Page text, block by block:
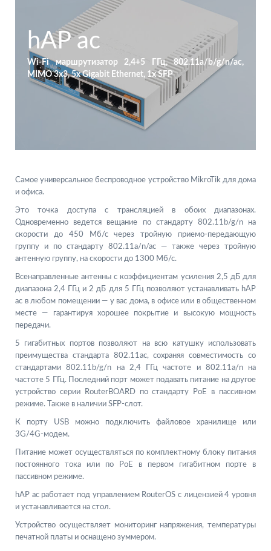
hAP ac
Wi-Fi маршрутизатор 2,4+5 ГГц, 802.11a/b/g/n/ac,
MIMO 3x3, 5x Gigabit Ethernet, 1x SFP
Самое универсальное беспроводное устройство MikroTik для дома
и офиса.
Это точка доступа с трансляцией в обоих диапазонах.
Одновременно ведется вещание по стандарту 802.11b/g/n на
скорости до 450 Мб/с через тройную приемо-передающую
группу и по стандарту 802.11a/n/ac — также через тройную
антенную группу, на скорости до 1300 Мб/с.
Всенаправленные антенны с коэффициентам усиления 2,5 дБ для
диапазона 2,4 ГГц и 2 дБ для 5 ГГц позволяют устанавливать hAP
ac в любом помещении — у вас дома, в офисе или в общественном
месте — гарантируя хорошее покрытие и высокую мощность
передачи.
5 гигабитных портов позволяют на всю катушку использовать
преимущества стандарта 802.11ac, сохраняя совместимость со
стандартами 802.11b/g/n на 2,4 ГГц частоте и 802.11a/n на
частоте 5 ГГц. Последний порт может подавать питание на другое
устройство серии RouterBOARD по стандарту PoE в пассивном
режиме. Также в наличии SFP-слот.
К порту USB можно подключить файловое хранилище или
3G/4G-модем.
Питание может осуществляться по комплектному блоку питания
постоянного тока или по PoE в первом гигабитном порте в
пассивном режиме.
hAP ac работает под управлением RouterOS с лицензией 4 уровня
и устанавливается на стол.
Устройство осуществляет мониторинг напряжения, температуры
печатной платы и оснащено зуммером.